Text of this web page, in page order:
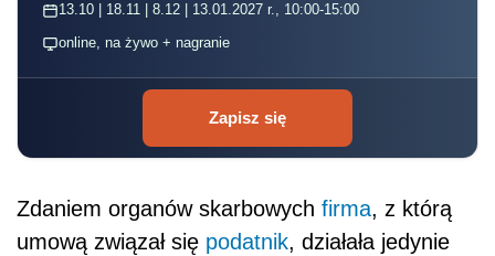
13.10 | 18.11 | 8.12 | 13.01.2027 r., 10:00-15:00
online, na żywo + nagranie
Zapisz się
Zdaniem organów skarbowych firma, z którą
umową związał się podatnik, działała jedynie